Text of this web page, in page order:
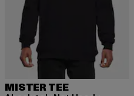
MISTER TEE